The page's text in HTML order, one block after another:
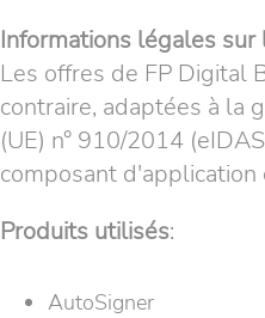
Informations légales
Les offres de FP Digital
contraire, adaptées à la
(UE) n° 910/2014
composant
Produits utilisés:
AutoSigner